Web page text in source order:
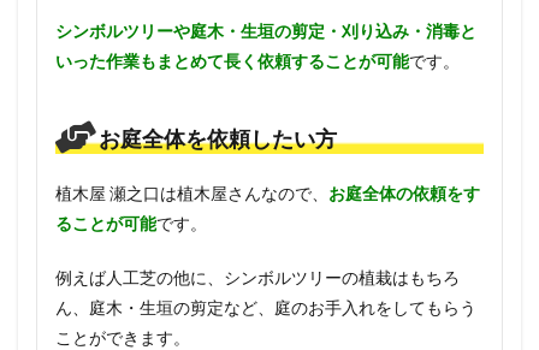
シンボルツリーや庭木・生垣の剪定・刈り込み・消毒と
いった作業もまとめて長く依頼することが可能です。
お庭全体を依頼したい方
植木屋 瀬之口は植木屋さんなので、 お庭全体の依頼をす
ることが可能です。
例えば人工芝の他に、シンボルツリーの植栽はもちろ
ん、庭木・生垣の剪定など、庭のお手入れをしてもらう
ことができます。